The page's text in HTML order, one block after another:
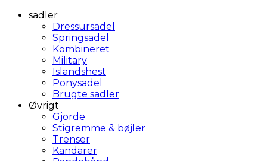
sadler
Dressursadel
Springsadel
Kombineret
Military
Islandshest
Ponysadel
Brugte sadler
Øvrigt
Gjorde
Stigremme & bøjler
Trenser
Kandarer